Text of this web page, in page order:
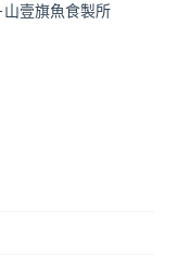
山壹旗魚食製所